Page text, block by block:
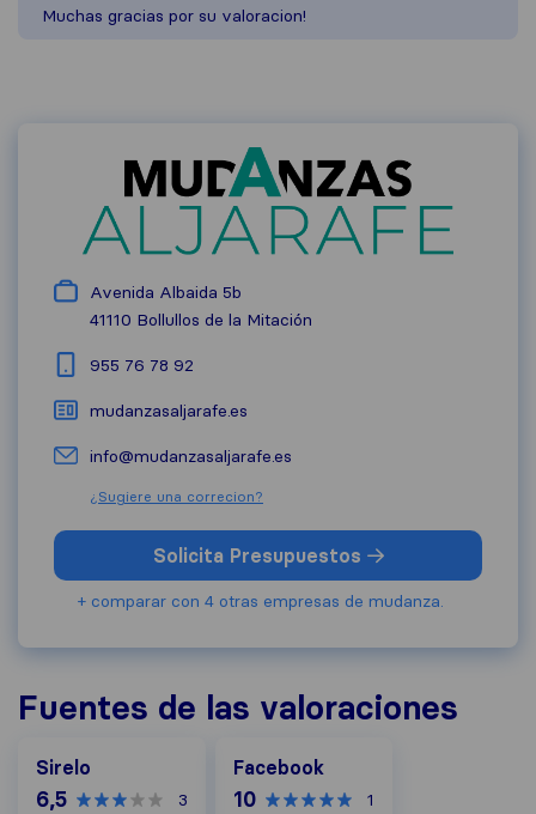
Muchas gracias por su valoracion!
Avenida Albaida 5b
41110 Bollullos de la Mitación
955 76 78 92
mudanzasaljarafe.es
info@mudanzasaljarafe.es
¿Sugiere una correcion?
Solicita Presupuestos
+ comparar con 4 otras empresas de mudanza.
Fuentes de las valoraciones
Sirelo
6,5 3
Facebook
10 1